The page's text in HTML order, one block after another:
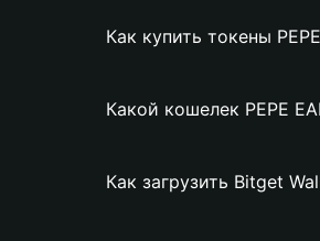
Как купить токены
Какой кошелек PEPE
Как загрузить Bitget